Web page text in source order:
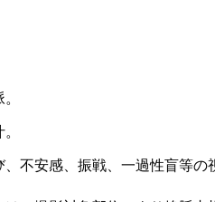
不安感、振戦、一過性盲等の